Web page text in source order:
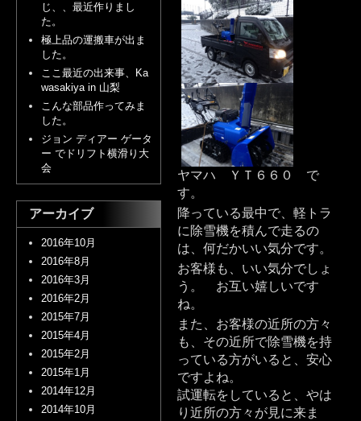
じ、、最近作りまし
た。
極上品の運搬車が出ま
した。
ここ最近の出来事、Ka
wasakiya in 山梨
こんな部品作ってみま
した。
ジョン ディアー ゲータ
ー でドリフト横滑り大
会
アーカイブ
2016年10月
2016年8月
2016年3月
2016年2月
2015年7月
2015年4月
2015年2月
2015年1月
2014年12月
2014年10月
ヤマハ ＹＴ６６０ で
す。
降っている最中で、軽トラ
に除雪機を積んで走るの
は、何だかいい気分です。
お客様も、いい気分でしょ
う。 お互い嬉しいです
ね。
また、お客様の近所の方々
も、その近所で除雪機を持
っている方がいると、安心
ですよね。
試運転をしていると、やは
り近所の方々が見に来ま